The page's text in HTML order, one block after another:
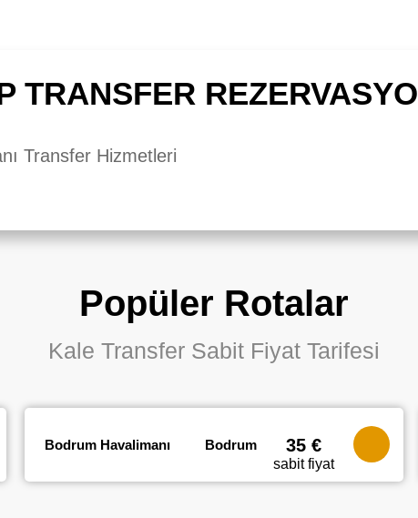
TRANSFER
Transfer Hizmetleri
Popüler Rotalar
Kale Transfer Sabit Fiyat Tarifesi
Bodrum Havalimanı Bodrum 35 €
sabit fiyat